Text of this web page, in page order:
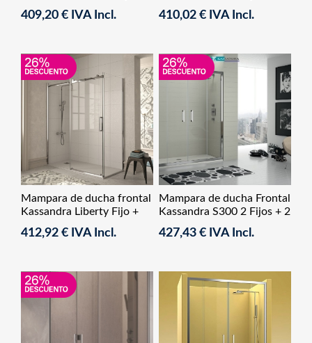
409,20 € IVA Incl. 410,02 € IVA Incl.
Mampara de ducha frontal
Kassandra Liberty Fijo +
Corredera
412,92 € IVA Incl.
Mampara de ducha Frontal
Kassandra S300 2 Fijos + 2
Correderas
427,43 € IVA Incl.